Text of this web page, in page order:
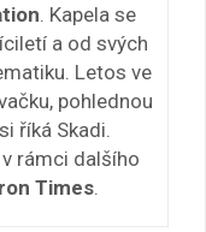
. Kapela se
a od svých
Letos ve
pohlednou
říká Skadi.
rámci dalšího
Times